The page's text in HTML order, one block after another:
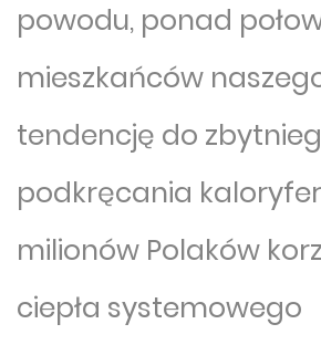
powodu, ponad
mieszkańców
tendencję do
podkręcania
milionów Polaków
ciepła systemowego